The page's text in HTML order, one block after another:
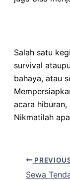
Salah satu
survival
bahaya, atau
acara
Nikmatilah
Sewa